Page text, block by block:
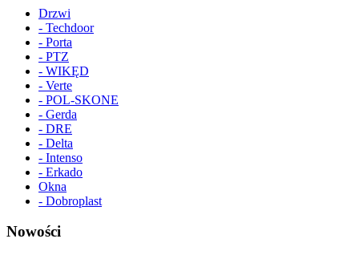
Drzwi
- Techdoor
- Porta
- PTZ
- WIKĘD
- Verte
- POL-SKONE
- Gerda
- DRE
- Delta
- Intenso
- Erkado
Okna
- Dobroplast
Nowości